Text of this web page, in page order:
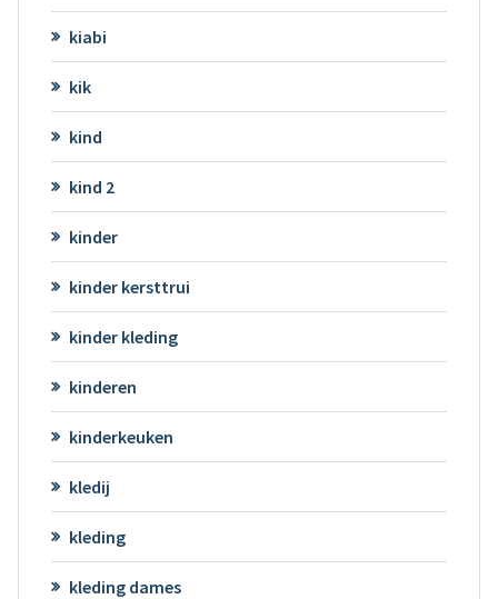
kiabi
kik
kind
kind 2
kinder
kinder kersttrui
kinder kleding
kinderen
kinderkeuken
kledij
kleding
kleding dames